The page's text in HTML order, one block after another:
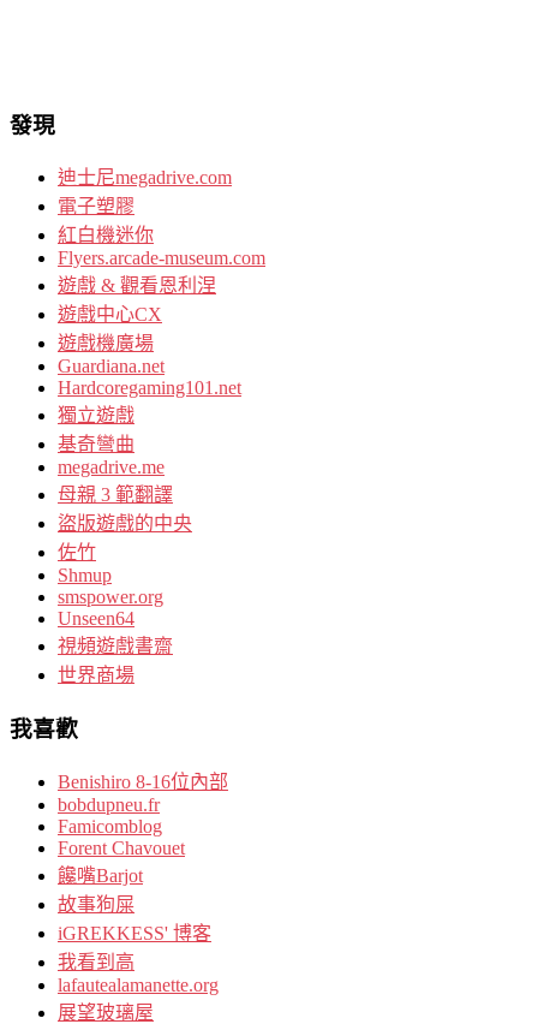
發現
迪士尼megadrive.com
電子塑膠
紅白機迷你
Flyers.arcade-museum.com
遊戲 & 觀看恩利涅
遊戲中心CX
遊戲機廣場
Guardiana.net
Hardcoregaming101.net
獨立遊戲
基奇彎曲
megadrive.me
母親 3 範翻譯
盜版遊戲的中央
佐竹
Shmup
smspower.org
Unseen64
視頻遊戲書齋
世界商場
我喜歡
Benishiro 8-16位內部
bobdupneu.fr
Famicomblog
Forent Chavouet
饞嘴Barjot
故事狗屎
iGREKKESS' 博客
我看到高
lafautealamanette.org
展望玻璃屋